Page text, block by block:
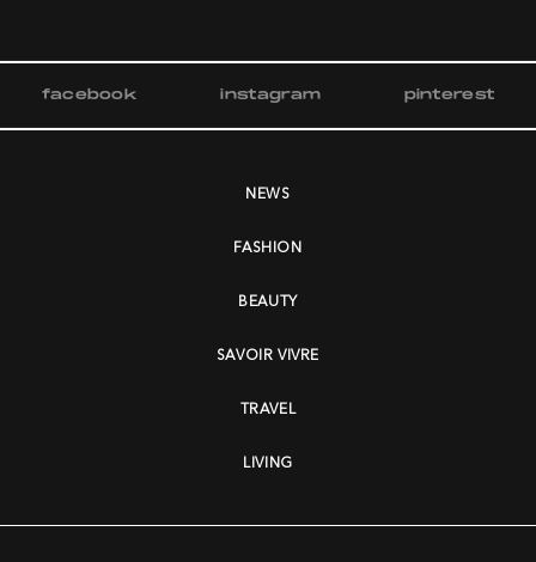
facebook instagram pinterest
NEWS
FASHION
BEAUTY
SAVOIR VIVRE
TRAVEL
LIVING